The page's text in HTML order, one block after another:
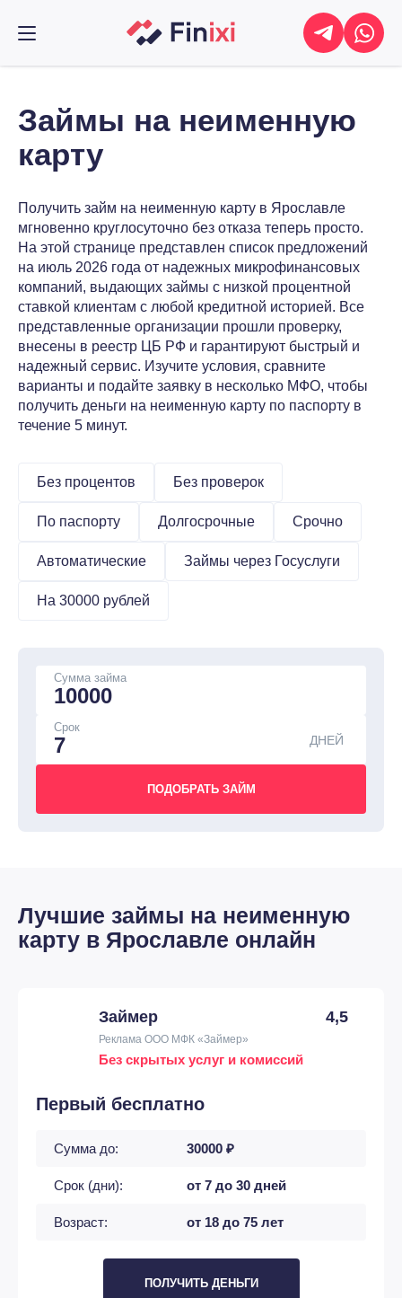
Займы на неименную
карту
Получить займ на неименную карту в Ярославле
мгновенно круглосуточно без отказа теперь просто.
На этой странице представлен список предложений
на июль 2026 года от надежных микрофинансовых
компаний, выдающих займы с низкой процентной
ставкой клиентам с любой кредитной историей. Все
представленные организации прошли проверку,
внесены в реестр ЦБ РФ и гарантируют быстрый и
надежный сервис. Изучите условия, сравните
варианты и подайте заявку в несколько МФО, чтобы
получить деньги на неименную карту по паспорту в
течение 5 минут.
Без процентов Без проверок
По паспорту Долгосрочные Срочно
Автоматические Займы через Госуслуги
На 30000 рублей
Сумма займа
Срок
ДНЕЙ
Лучшие займы на неименную
карту в Ярославле онлайн
Займер 4,5
Реклама ООО МФК «Займер»
Без скрытых услуг и комиссий
Первый бесплатно
Сумма до: 30000 ₽
Срок (дни): от 7 до 30 дней
Возраст: от 18 до 75 лет
ПОЛУЧИТЬ ДЕНЬГИ